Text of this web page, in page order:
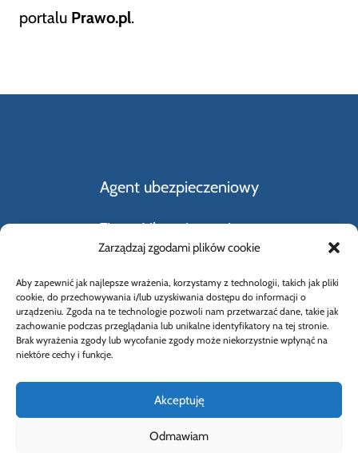
Zarządzaj zgodami plików cookie
Aby zapewnić jak najlepsze wrażenia, korzystamy z technologii, takich jak pliki
cookie, do przechowywania i/lub uzyskiwania dostępu do informacji o
urządzeniu. Zgoda na te technologie pozwoli nam przetwarzać dane, takie jak
zachowanie podczas przeglądania lub unikalne identyfikatory na tej stronie.
Brak wyrażenia zgody lub wycofanie zgody może niekorzystnie wpłynąć na
niektóre cechy i funkcje.
Akceptuję
Odmawiam
portalu Prawo.pl.
Agent ubezpieczeniowy
Firmy Ubezpieczeniowe
Rodzaje ubezpieczeń
Słownik Pojęć Ubezpieczeniowych